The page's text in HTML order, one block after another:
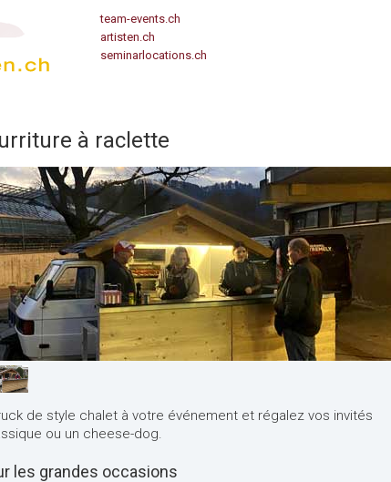
team-events.ch
artisten.ch
seminarlocations.ch
à raclette
de style chalet à votre événement et régalez vos invités
ou un cheese-dog.
les grandes occasions